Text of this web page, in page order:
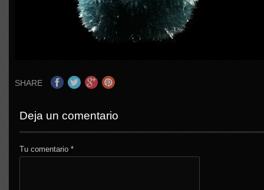
SHARE
Deja un comentario
Tu comentario*